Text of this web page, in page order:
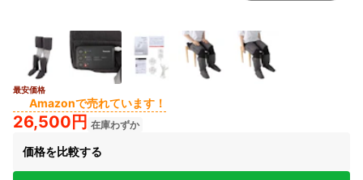
最安価格
Amazonで売れています！
26,500円 在庫わずか
価格を比較する